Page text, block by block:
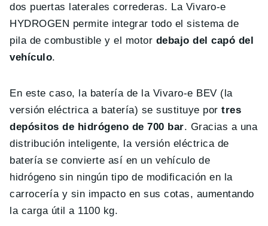
dos puertas laterales correderas. La Vivaro-e
HYDROGEN permite integrar todo el sistema de
pila de combustible y el motor debajo del capó del
vehículo.
En este caso, la batería de la Vivaro-e BEV (la
versión eléctrica a batería) se sustituye portres
depósitos de hidrógeno de 700 bar. Gracias a una
distribución inteligente, la versión eléctrica de
batería se convierte así en un vehículo de
hidrógeno sin ningún tipo de modificación en la
carrocería y sin impacto en sus cotas, aumentando
la carga útil a 1100 kg.